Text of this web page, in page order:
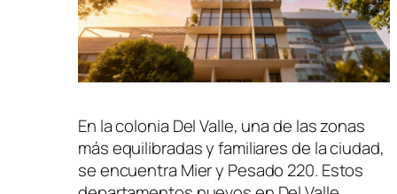
En la colonia Del Valle, una de las zonas
más equilibradas y familiares de la ciudad,
se encuentra Mier y Pesado 220. Estos